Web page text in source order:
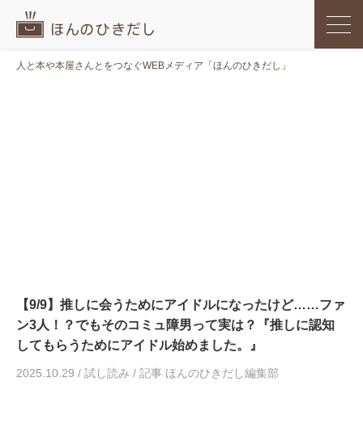
人と本や本屋さんとをつなぐWEBメディア「ほんのひきだし」
【9/9】推しに会うためにアイドルになったけど……ファ
ン3人！？でもそのコミュ障男って実は？『推しに認知
してもらうためにアイドル始めました。』
2025.10.29 / 試し読み / 記事 ほんのひきだし編集部